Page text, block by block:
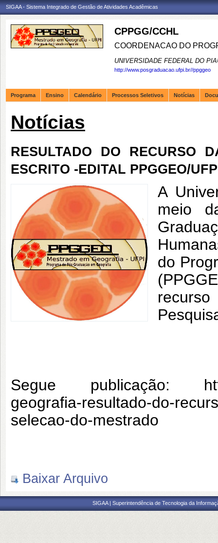
SIGAA - Sistema Integrado de Gestão de Atividades Acadêmicas
CPPGG/CCHL
COORDENACAO DO
UNIVERSIDADE FEDERAL DO
http://www.posgraduacao.ufpi.br//ppggeo
Programa Ensino Calendário Processos Seletivos Notícias
Notícias
RESULTADO DO RECURSO
ESCRITO -EDITAL PPGGEO/
A
meio
do
Segue publicação:
geografia-resultado-do-
selecao-do-mestrado
Baixar Arquivo
SIGAA | Superintendência de Tecnologia da